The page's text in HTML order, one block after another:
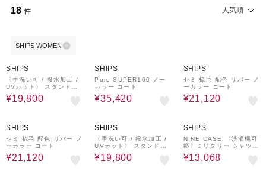
18 件 人気順
SHIPS WOMEN
SHIPS
〈手洗い可 / 撥水加工 /
UVカット〉 スタンドカ
ラー フード コート
¥19,800
SHIPS
Pure SUPER100 ノー
カラー コート
¥35,420
SHIPS
セミ 梳毛 配色 リバー ノ
ーカラー コート
¥21,120
SHIPS
セミ 梳毛 配色 リバー ノ
ーカラー コート
¥21,120
SHIPS
〈手洗い可 / 撥水加工 /
UVカット〉 スタンドカ
ラー フード コート
¥19,800
SHIPS
NINE CASE:〈洗濯機可
能〉ミリタリー シャツ
ジャケット
¥13,068